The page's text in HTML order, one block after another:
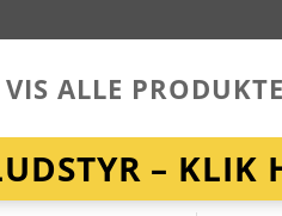
VIS ALLE
– KLIK